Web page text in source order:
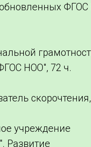
обновленных
НОО", 72 ч.
учреждение
Развитие